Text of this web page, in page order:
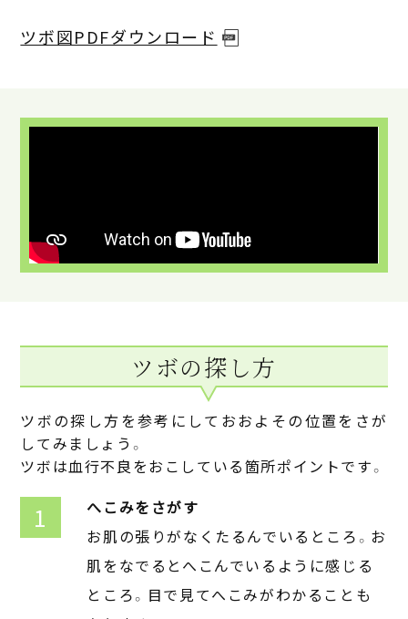
ツボ図PDFダウンロード
ツボの探し方
ツボの探し方を参考にしておおよその位置をさが
してみましょう。
ツボは血行不良をおこしている箇所ポイントです。
へこみをさがす
お肌の張りがなくたるんでいるところ。お
肌をなでるとへこんでいるように感じる
ところ。目で見てへこみがわかることも